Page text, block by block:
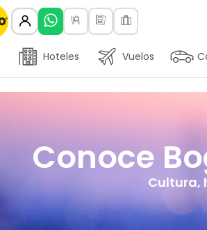
Hoteles Vuelos
Conoce
Cultura,